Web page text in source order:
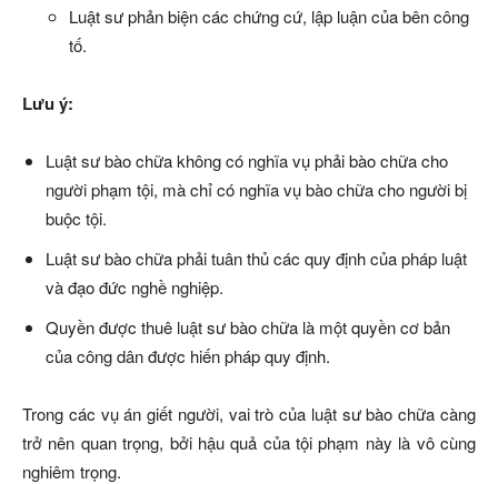
Luật sư phản biện các chứng cứ, lập luận của bên công
tố.
Lưu ý:
Luật sư bào chữa không có nghĩa vụ phải bào chữa cho
người phạm tội, mà chỉ có nghĩa vụ bào chữa cho người bị
buộc tội.
Luật sư bào chữa phải tuân thủ các quy định của pháp luật
và đạo đức nghề nghiệp.
Quyền được thuê luật sư bào chữa là một quyền cơ bản
của công dân được hiến pháp quy định.
Trong các vụ án giết người, vai trò của luật sư bào chữa càng
trở nên quan trọng, bởi hậu quả của tội phạm này là vô cùng
nghiêm trọng.